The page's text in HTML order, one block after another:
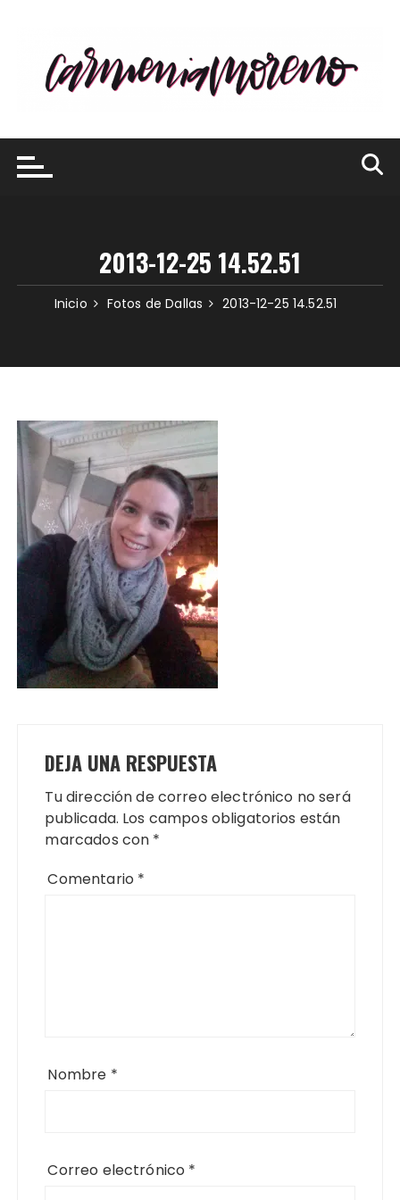
contenido
2013-12-25 14.52.51
Inicio Fotos de Dallas 2013-12-25 14.52.51
DEJA UNA RESPUESTA
Tu dirección de correo electrónico no será
publicada. Los campos obligatorios están
marcados con *
Comentario *
Nombre *
Correo electrónico *